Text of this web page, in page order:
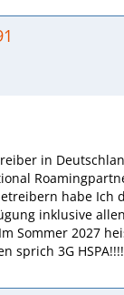
in
habe Ich
inklusive
Sommer 2027
sprich 3G HSPA!!!!